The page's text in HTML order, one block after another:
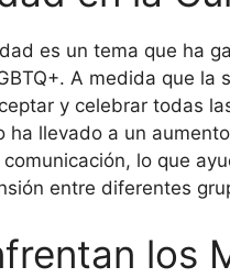
es un tema que ha
A medida que la
y celebrar todas
ha llevado a un
lo que
entre diferentes
los